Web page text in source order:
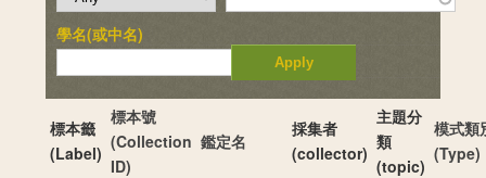
學名(或中名)
標本籤
(Label)
標本號
(Collection
ID)
鑑定名
採集者
(collector)
主題分
類
(topic)
模式類
(Type)